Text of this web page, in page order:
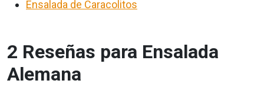
Ensalada de Caracolitos
2 Reseñas para Ensalada
Alemana